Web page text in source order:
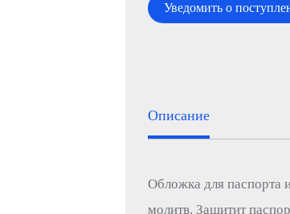
Уведомить о
Описание
Обложка для паспорта
молитв. Защитит